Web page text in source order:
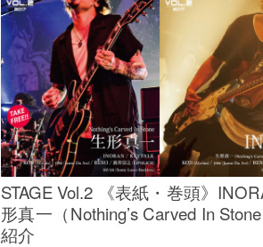
STAGE Vol.2 《表紙・巻頭》
形真一（Nothing’s Carved In
紹介